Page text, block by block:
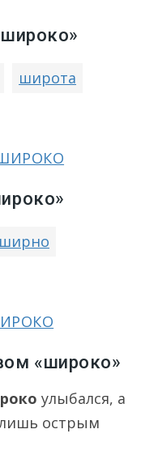
широта
ШИРОКО
«широко»
улыбался, а
лишь острым